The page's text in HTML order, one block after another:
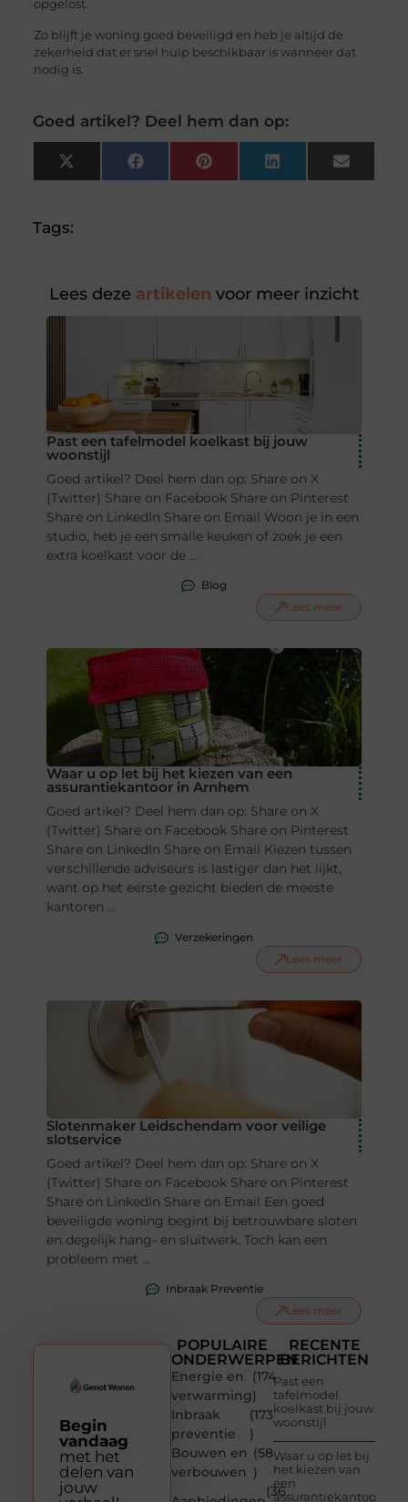
opgelost.
Zo blijft je woning goed beveiligd en heb je altijd de
zekerheid dat er snel hulp beschikbaar is wanneer dat
nodig is.
Goed artikel? Deel hem dan op:
X
(Twitter)
FacebookPinterest LinkedIn Email
Tags:
Lees deze artikelen voor meer inzicht
Past een tafelmodel koelkast bij jouw
woonstijl
Goed artikel? Deel hem dan op: Share on X
(Twitter) Share on Facebook Share on Pinterest
Share on LinkedIn Share on Email Woon je in een
studio, heb je een smalle keuken of zoek je een
extra koelkast voor de ...
Blog
Lees meer
Waar u op let bij het kiezen van een
assurantiekantoor in Arnhem
Goed artikel? Deel hem dan op: Share on X
(Twitter) Share on Facebook Share on Pinterest
Share on LinkedIn Share on Email Kiezen tussen
verschillende adviseurs is lastiger dan het lijkt,
want op het eerste gezicht bieden de meeste
kantoren ...
Verzekeringen
Lees meer
Slotenmaker Leidschendam voor veilige
slotservice
Goed artikel? Deel hem dan op: Share on X
(Twitter) Share on Facebook Share on Pinterest
Share on LinkedIn Share on Email Een goed
beveiligde woning begint bij betrouwbare sloten
en degelijk hang- en sluitwerk. Toch kan een
probleem met ...
Inbraak Preventie
Lees meer
POPULAIRE
ONDERWERPEN
Energie en
verwarming
(174
)
Inbraak
preventie
(173
)
Bouwen en
verbouwen
(58
)
(36
RECENTE
BERICHTEN
Past een
tafelmodel
koelkast bij jouw
woonstijl
Waar u op let bij
het kiezen van
een
assurantiekantoor
Begin
vandaag
met het
delen van
jouw